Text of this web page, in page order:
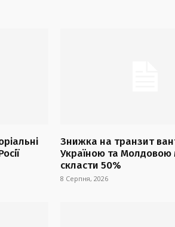
Знижка на транзит
Україною та
скласти 50%
8 Серпня, 2026